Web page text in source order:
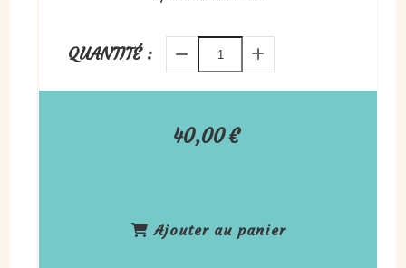
40,00€
QUANTITÉ :
Ajouter au panier